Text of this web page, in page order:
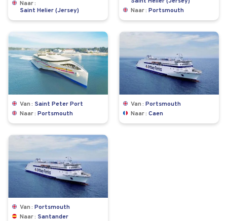
Naar
Saint Helier (Jersey)
Naar
Portsmouth
Van
Saint Peter Port
Naar
Portsmouth
Van
Portsmouth
Naar
Caen
Van
Portsmouth
Naar
Santander